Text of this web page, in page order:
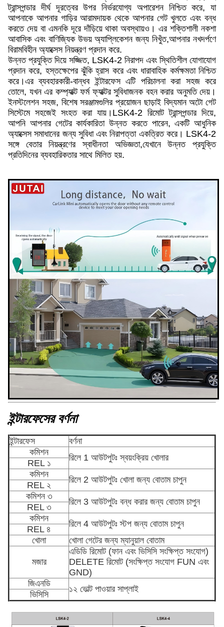
ট্রান্সপন্ডার দীর্ঘ দূরত্বের উপর নির্ভরযোগ্য অপারেশন নিশ্চিত করে, যা
আপনাকে আপনার গাড়ির আরামদায়ক থেকে আপনার গেট খুলতে এবং বন্ধ
করতে দেয় বা এমনকি দূরে দাঁড়িয়ে থাকা অবস্থায়ও। এর শক্তিশালী নকশা
আবাসিক এবং বাণিজ্যিক উভয় অ্যাপ্লিকেশন জন্য নিখুঁত,আপনার নখদর্পণে
বিরামবিহীন অ্যাক্সেস নিয়ন্ত্রণ প্রদান করে.
উন্নত প্রযুক্তি দিয়ে সজ্জিত, LSK4-2 নিরাপদ এবং স্থিতিশীল যোগাযোগ
প্রদান করে, হস্তক্ষেপের ঝুঁকি হ্রাস করে এবং ধারাবাহিক কর্মক্ষমতা নিশ্চিত
করে।এর ব্যবহারকারী-বান্ধব ইন্টারফেস এটি পরিচালনা করা সহজ করে
তোলে, যখন এর কম্প্যাক্ট ফর্ম ফ্যাক্টর সুবিধাজনক বহন করার অনুমতি দেয়।
ইনস্টলেশন সহজ, বিশেষ সরঞ্জামগুলির প্রয়োজন ছাড়াই বিদ্যমান অটো গেট
সিস্টেমে সহজেই সংহত করা যায়।LSK4-2 রিমোট ট্রান্সপন্ডার দিয়ে,
আপনি আপনার গেটের কার্যকারিতা উন্নত করতে পারেন, একটি আধুনিক
অ্যাক্সেস সমাধানের জন্য সুবিধা এবং নিরাপত্তা একত্রিত করে। LSK4-2
সঙ্গে বেতার নিয়ন্ত্রণের স্বাধীনতা অভিজ্ঞতা,যেখানে উন্নত প্রযুক্তি
প্রতিদিনের ব্যবহারিকতার সাথে মিলিত হয়.
ইন্টারফেসের বর্ণনা
ইন্টারফেস
বর্ণনা
কমিশন
রিলে 1 আউটপুটঃ স্বয়ংক্রিয় খোলার
REL ১
কমিশন
রিলে 2 আউটপুটঃ খোলা জন্য বোতাম চাপুন
REL ২
কমিশন ৩
রিলে 3 আউটপুটঃ বন্ধ করার জন্য বোতাম চাপুন
REL ৩
কমিশন
রিলে 4 আউটপুটঃ স্টপ জন্য বোতাম চাপুন
REL ৪
খোলা
খোলা গেটের জন্য ম্যানুয়াল বোতাম
মজার
এডিডি রিমোট (ফান এবং ভিসিসি সংক্ষিপ্ত সংযোগ)
DELETE রিমোট (সংক্ষিপ্ত সংযোগ FUN এবং
GND)
জিএনডি
১২ ভোল্ট পাওয়ার সাপ্লাই
ভিসিসি